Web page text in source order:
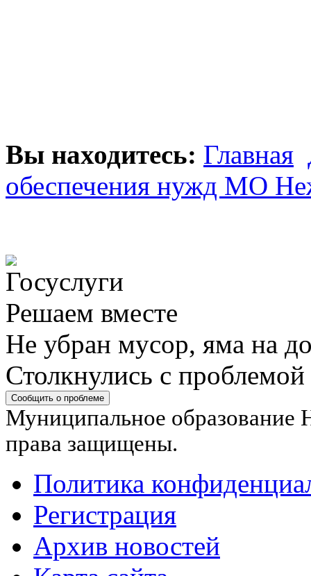
Вы находитесь: Главная
обеспечения нужд МО
Решаем вместе
Не убран мусор, яма на
Столкнулись с
Сообщить о проблеме
Муниципальное образование
права защищены.
Политика
Регистрация
Архив новостей